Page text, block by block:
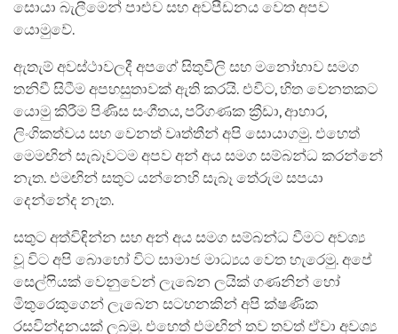
සොයා බැලීමෙන් පාළුව සහ අවපීඩනය වෙත අපව
යොමුවේ.
ඇතැම් අවස්ථාවලදී අපගේ සිතුවිලි සහ මනෝභාව සමග
තනිවී සිටීම අපහසුතාවක් ඇති කරයි. එවිට, හිත වෙනතකට
යොමු කිරීම පිණිස සංගීතය, පරිගණක ක්‍රීඩා, ආහාර,
ලිංගිකත්වය සහ වෙනත් වෘත්තීන් අපි සොයාගමු. එහෙත්
මෙමඟින් සැබෑවටම අපව අන් අය සමග සම්බන්ධ කරන්නේ
නැත. එමඟින් සතුට යන්නෙහි සැබෑ තේරුම සපයා
දෙන්නේද නැත.
සතුට අත්විඳින්න සහ අන් අය සමග සම්බන්ධ වීමට අවශ්‍ය
වූ විට අපි බොහෝ විට සාමාජ මාධ්‍යය වෙත හැරෙමු. අපේ
සෙල්ෆියක් වෙනුවෙන් ලැබෙන ලයික් ගණනින් හෝ
මිතුරෙකුගෙන් ලැබෙන සටහනකින් අපි ක්ෂණික
රසවින්දනයක් ලබමු. එහෙත් එමඟින් තව තවත් ඒවා අවශ්‍ය